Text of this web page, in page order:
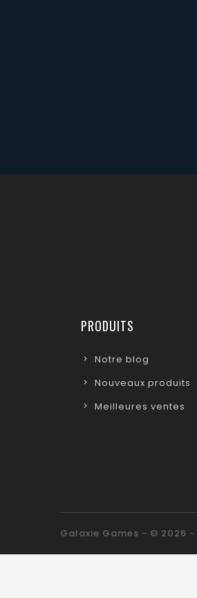
PRODUITS
Notre blog
Nouveaux produits
Meilleures ventes
Galaxie Games - © 2026 -